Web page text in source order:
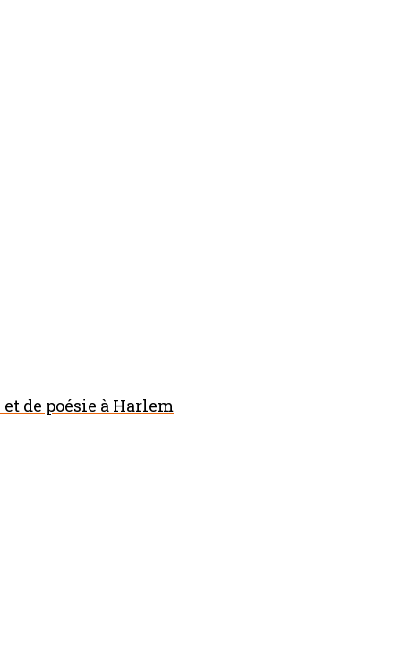
de poésie à Harlem